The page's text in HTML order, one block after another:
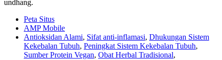
undhang.
Peta Situs
AMP Mobile
Antioksidan Alami, Sifat anti-inflamasi, Dhukungan Sistem
Kekebalan Tubuh, Peningkat Sistem Kekebalan Tubuh,
Sumber Protein Vegan, Obat Herbal Tradisional,